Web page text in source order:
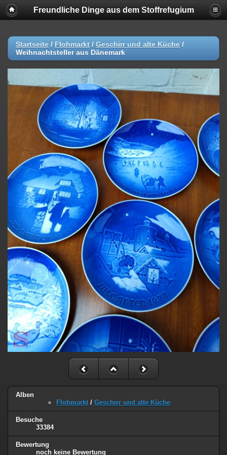
Freundliche Dinge aus dem Stoffrefugium
Startseite / Flohmarkt / Geschirr und alte Küche /
Weihnachtsteller aus Dänemark
Alben
Flohmarkt / Geschirr und alte Küche
Besuche
33384
Bewertung
noch keine Bewertung